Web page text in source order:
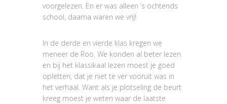
voorgelezen. En er was alleen ’s ochtends
school, daarna waren we vrij!
In de derde en vierde klas kregen we
meneer de Roo. We konden al beter lezen
en bij het klassikaal lezen moest je goed
opletten, dat je niet te ver vooruit was in
het verhaal. Want als je plotseling de beurt
kreeg moest je weten waar de laatste